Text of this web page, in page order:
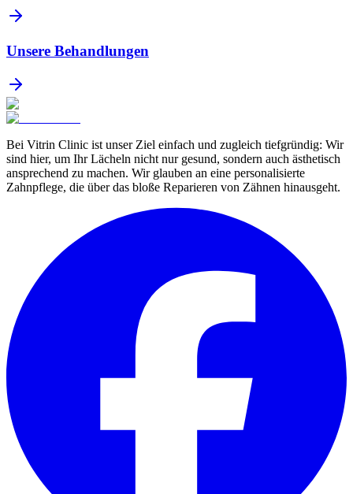
Unsere Behandlungen
Bei Vitrin Clinic ist unser Ziel einfach und zugleich tiefgründig: Wir
sind hier, um Ihr Lächeln nicht nur gesund, sondern auch ästhetisch
ansprechend zu machen. Wir glauben an eine personalisierte
Zahnpflege, die über das bloße Reparieren von Zähnen hinausgeht.